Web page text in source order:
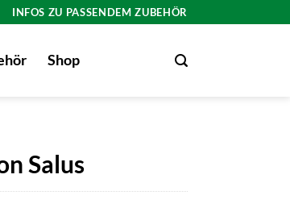
INFOS ZU PASSENDEM ZUBEHÖR
Shop
Salus